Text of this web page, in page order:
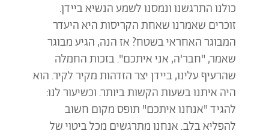
כולנו התרגשנו ונמסנו לשמע הנשיא ביידן.
זוכרים שאמרנו שאחת הקריסות היא היעדר
המבוגר האחראי בשטח? אז הנה, הגיע מבוגר
שאמר, "חבר'ה, אני איתכם". בזכות החמלה
שהרעיף עלינו, ביידן יצר הזדהות מקיר לקיר. הוא
היה איתנו בשעות הקשות ביותר. וכשיעור לנו:
להגיד "אנחנו איתכם" תופס מקום חשוב
להפליא בלב. אנחנו מתרגשים מכל ביטוי של